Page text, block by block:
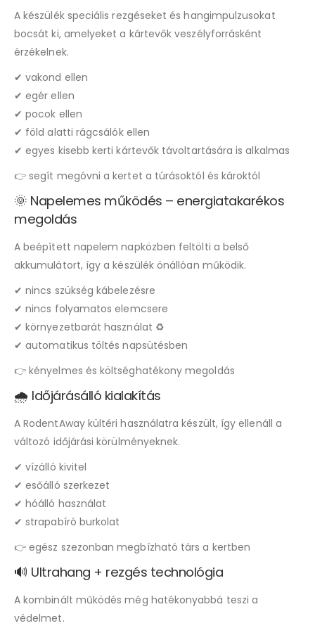
A készülék speciális rezgéseket és hangimpulzusokat
bocsát ki, amelyeket a kártevők veszélyforrásként
érzékelnek.
✔ vakond ellen
✔ egér ellen
✔ pocok ellen
✔ föld alatti rágcsálók ellen
✔ egyes kisebb kerti kártevők távoltartására is alkalmas
👉 segít megóvni a kertet a túrásoktól és károktól
🌞 Napelemes működés – energiatakarékos
megoldás
A beépített napelem napközben feltölti a belső
akkumulátort, így a készülék önállóan működik.
✔ nincs szükség kábelezésre
✔ nincs folyamatos elemcsere
✔ környezetbarát használat ♻️
✔ automatikus töltés napsütésben
👉 kényelmes és költséghatékony megoldás
🌧️ Időjárásálló kialakítás
A RodentAway kültéri használatra készült, így ellenáll a
változó időjárási körülményeknek.
✔ vízálló kivitel
✔ esőálló szerkezet
✔ hóálló használat
✔ strapabíró burkolat
👉 egész szezonban megbízható társ a kertben
🔊 Ultrahang + rezgés technológia
A kombinált működés még hatékonyabbá teszi a
védelmet.